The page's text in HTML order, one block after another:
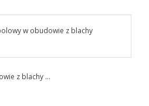
z blachy ...